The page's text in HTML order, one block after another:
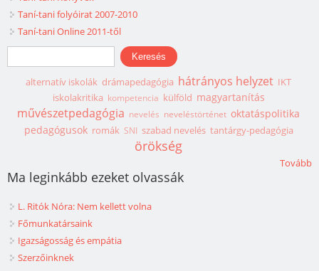
Taní-tani folyóirat 2007-2010
Taní-tani Online 2011-től
Keresés űrlap
Keresés
alternatív iskolák drámapedagógia hátrányos helyzet IKT
iskolakritika kompetencia külföld magyartanítás
művészetpedagógia nevelés neveléstörténet oktatáspolitika
pedagógusok romák SNI szabad nevelés tantárgy-pedagógia
örökség
Tovább
Ma leginkább ezeket olvassák
L. Ritók Nóra: Nem kellett volna
Főmunkatársaink
Igazságosság és empátia
Szerzőinknek